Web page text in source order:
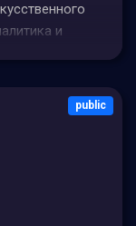
и
public